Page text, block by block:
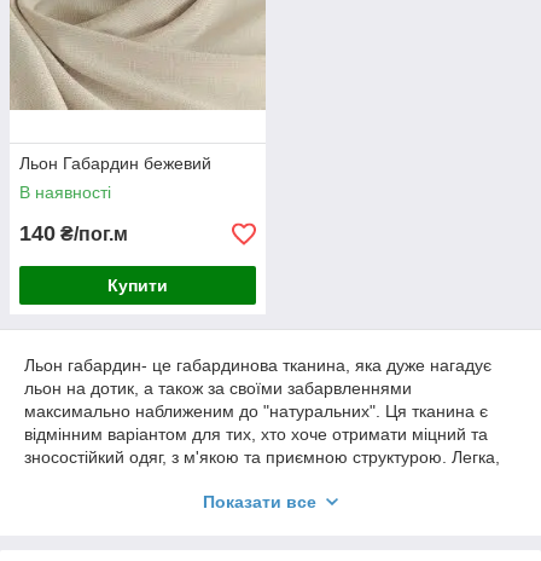
Льон Габардин бежевий
В наявності
140 ₴/пог.м
Купити
Льон габардин- це габардинова тканина, яка дуже нагадує
льон на дотик, а також за своїми забарвленнями
максимально наближеним до "натуральних". Ця тканина є
відмінним варіантом для тих, хто хоче отримати міцний та
зносостійкий одяг, з м'якою та приємною структурою. Легка,
матовою поверхнею. Нитки для цієї тканини переплітаються
Показати все